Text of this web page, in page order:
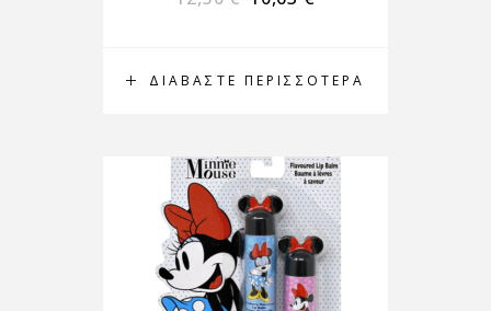
ΔΙΑΒΆΣΤΕ ΠΕΡΙΣΣΌΤΕΡΑ